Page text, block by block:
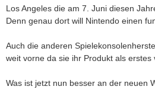
Los Angeles die am 7. Juni diesen
Denn genau dort will Nintendo einen
Auch die anderen
weit vorne da sie ihr Produkt als
Was ist jetzt nun besser an der neuen